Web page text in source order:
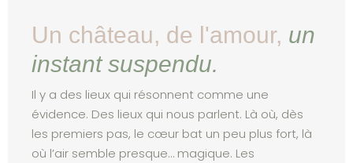
Un château, de l'amour,​ un
instant suspendu.​
Il y a des lieux qui résonnent comme une
évidence. Des lieux qui nous parlent. Là où, dès
les premiers pas, le cœur bat un peu plus fort, là
où l’air semble presque… magique. Les